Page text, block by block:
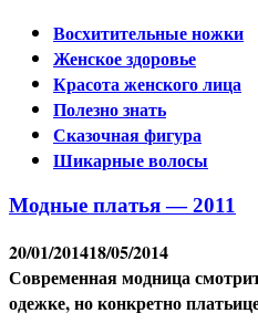
Восхитительные ножки
Женское здоровье
Красота женского лица
Полезно знать
Сказочная фигура
Шикарные волосы
Модные платья — 2011
20/01/201418/05/2014
Современная модница
одежке, но конкретно